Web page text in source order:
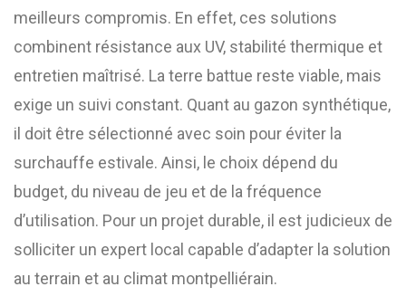
meilleurs compromis. En effet, ces solutions
combinent résistance aux UV, stabilité thermique et
entretien maîtrisé. La terre battue reste viable, mais
exige un suivi constant. Quant au gazon synthétique,
il doit être sélectionné avec soin pour éviter la
surchauffe estivale. Ainsi, le choix dépend du
budget, du niveau de jeu et de la fréquence
d’utilisation. Pour un projet durable, il est judicieux de
solliciter un expert local capable d’adapter la solution
au terrain et au climat montpelliérain.